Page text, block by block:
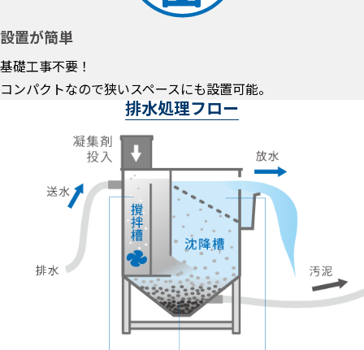
設置が簡単
基礎工事不要！
コンパクトなので狭いスペースにも設置可能。
排水処理フロー